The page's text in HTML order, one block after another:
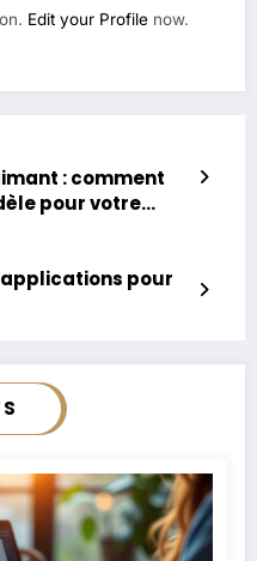
Edit your Profile now.
: comment
pour votre
pour